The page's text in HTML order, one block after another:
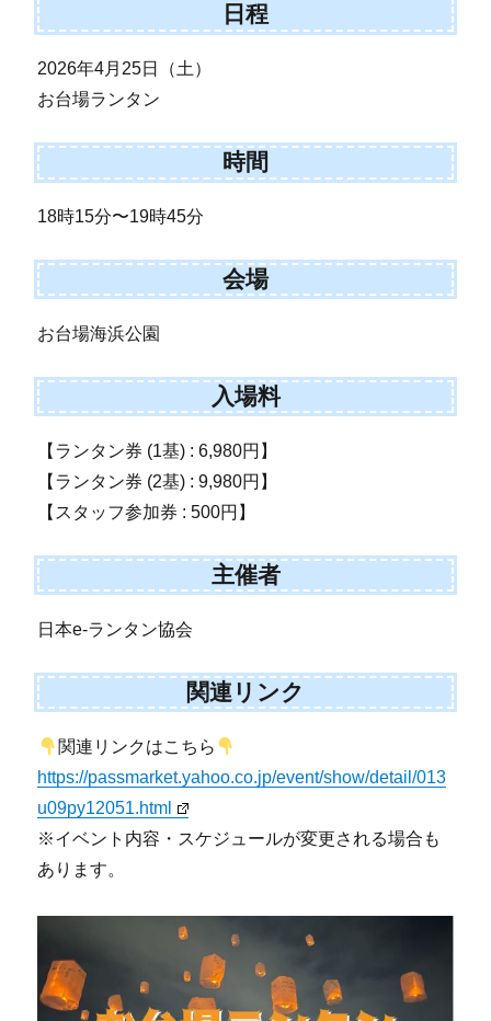
日程
2026年4月25日（土）
お台場ランタン
時間
18時15分〜19時45分
会場
お台場海浜公園
入場料
【ランタン券 (1基) : 6,980円】
【ランタン券 (2基) : 9,980円】
【スタッフ参加券 : 500円】
主催者
日本e-ランタン協会
関連リンク
関連リンクはこちら
https://passmarket.yahoo.co.jp/event/show/detail/013
u09py12051.html
※イベント内容・スケジュールが変更される場合も
あります。